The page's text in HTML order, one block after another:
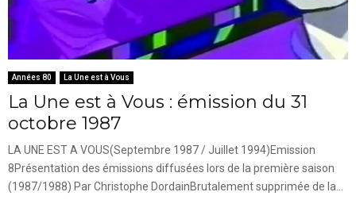
Années 80 La Une est à Vous
La Une est à Vous : émission du 31
octobre 1987
LA UNE EST A VOUS(Septembre 1987 / Juillet 1994)Emission
8Présentation des émissions diffusées lors de la première saison
(1987/1988) Par Christophe DordainBrutalement supprimée de la...